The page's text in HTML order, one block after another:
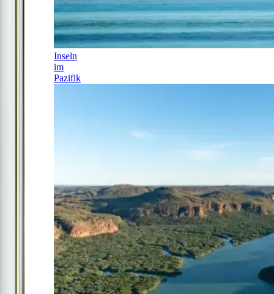
Inseln
im
Pazifik